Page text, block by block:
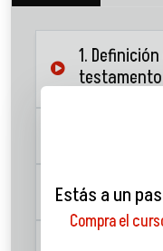
1.
testamento
2. ¿Qué es
3.
Estás a un
Compra el